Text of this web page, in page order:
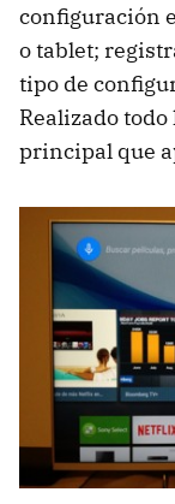
configuración
o tablet;
tipo de
Realizado
principal que